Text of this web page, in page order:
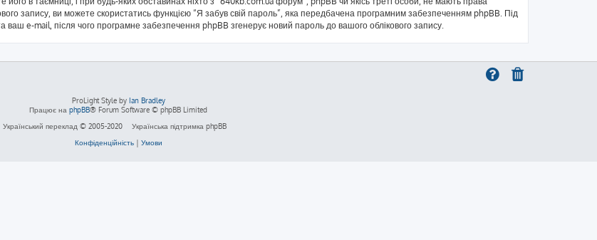
запису, ви можете скористатись функцією “Я забув свій пароль”, яка передбачена програмним забезпеченням phpBB. Під
ваш e-mail, після чого програмне забезпечення phpBB згенерує новий пароль до вашого облікового запису.
ProLight Style by Ian Bradley
Працює на phpBB® Forum Software © phpBB Limited
Український переклад © 2005-2020
Українська підтримка phpBB
Конфіденційність| Умови